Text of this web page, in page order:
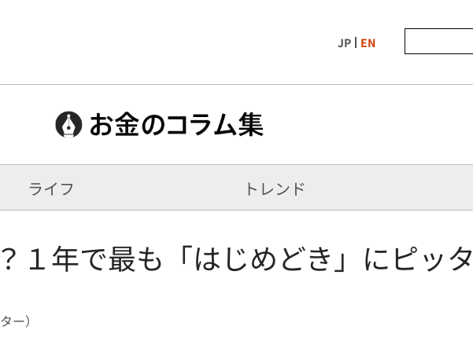
JP EN
ライフ トレンド
１年で最も「はじめどき」にピッタ
ー）